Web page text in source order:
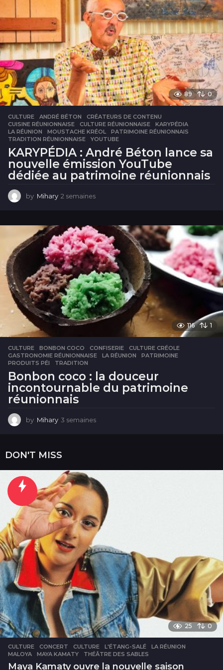
a
i
n
e
89 0
CULTURE ANDRÉ BÉTON ,CRÉATEURS DE CONTENU
CUISINE RÉUNIONNAISE
,CULTURE RÉUNIONNAISE ,KARYPÉDIA
LA RÉUNION
,MOUSTACHE KRÉOL ,PATRIMOINE RÉUNIONNAIS
TRADITION RÉUNIONNAISE
,YOUTUBE
KARYPÉDIA : André Béton lance sa
nouvelle émission YouTube
dédiée au patrimoine réunionnais
by Mihary 2 semaines
m
a
i
n
e
s
116 1
CULTURE BONBON COCO ,CONFISERIE ,CULTURE CRÉOLE
GASTRONOMIE RÉUNIONNAISE
,LA RÉUNION ,PATRIMOINE
PRODUITS PÉI
,TRADITION
Bonbon coco : la douceur
incontournable du patrimoine
réunionnais
by Mihary 3 semaines
e
s
DON'T MISS
25 0
CULTURE CONCERT ,CULTURE ,L'ÉTANG-SALÉ ,LA RÉUNION
MALOYA
,MAYA KAMATY ,THÉÂTRE DES SABLES
Maya Kamaty ouvre la nouvelle saison